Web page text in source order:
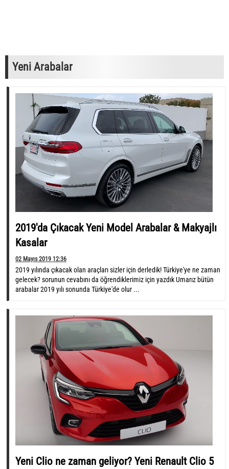
Yeni Arabalar
2019'da Çıkacak Yeni Model Arabalar & Makyajlı
Kasalar
02 Mayıs 2019 12:36
2019 yılında çıkacak olan araçları sizler için derledik! Türkiye'ye ne zaman
gelecek? sorunun cevabını da öğrendiklerimiz için yazdık Umarız bütün
arabalar 2019 yılı sonunda Türkiye'de olur ...
Yeni Clio ne zaman geliyor? Yeni Renault Clio 5